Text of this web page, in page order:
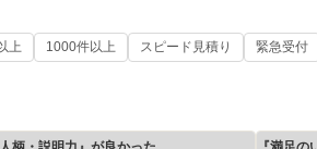
上 1000件以上 スピード見積り 緊急受付